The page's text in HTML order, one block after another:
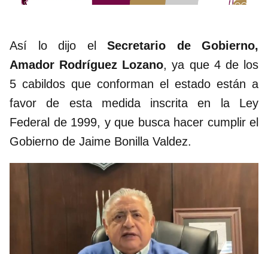
Así lo dijo el Secretario de Gobierno,
Amador Rodríguez Lozano, ya que 4 de los
5 cabildos que conforman el estado están a
favor de esta medida inscrita en la Ley
Federal de 1999, y que busca hacer cumplir el
Gobierno de Jaime Bonilla Valdez.